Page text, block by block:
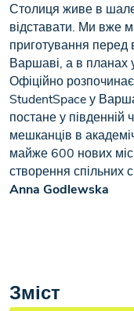
Столиця живе в
відставати. Ми вже
приготування перед
Варшаві, а в планах
Офіційно
StudentSpace у
постане у
мешканців в
майже 600 нових
створення спільних
Anna Godlewska
Зміст